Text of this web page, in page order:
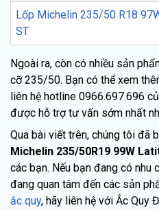
Lốp Michelin 235/50 R18
ST
Ngoài ra, còn có nhiều sản
cỡ 235/50. Bạn có thể xem
liên hệ hotline 0966.697.696
được hỗ trợ tư vấn sớm nhất
Qua bài viết trên, chúng tôi đã
Michelin 235/50R19 99W
các bạn. Nếu bạn đang có nhu
đang quan tâm đến các sản
ắc quy, hãy liên hệ với Ắc Quy